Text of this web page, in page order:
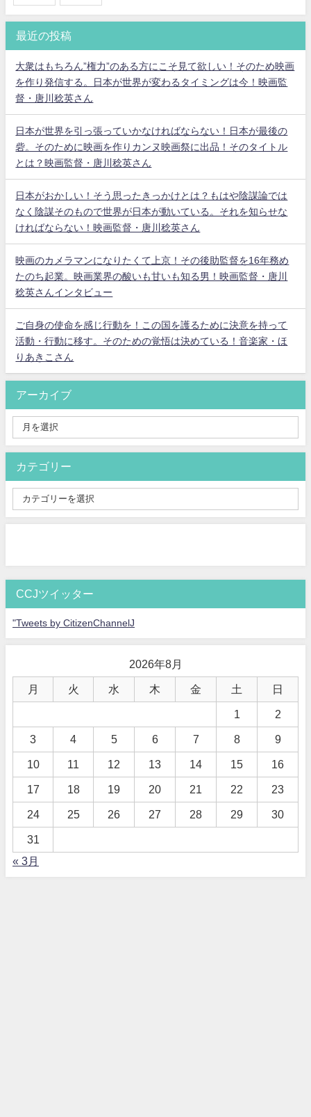
最近の投稿
大衆はもちろん”権力”のある方にこそ見て欲しい！そのため映画
を作り発信する。日本が世界が変わるタイミングは今！映画監
督・唐川稔英さん
日本が世界を引っ張っていかなければならない！日本が最後の
砦。そのために映画を作りカンヌ映画祭に出品！そのタイトル
とは？映画監督・唐川稔英さん
日本がおかしい！そう思ったきっかけとは？もはや陰謀論では
なく陰謀そのもので世界が日本が動いている。それを知らせな
ければならない！映画監督・唐川稔英さん
映画のカメラマンになりたくて上京！その後助監督を16年務め
たのち起業。映画業界の酸いも甘いも知る男！映画監督・唐川
稔英さんインタビュー
ご自身の使命を感じ行動を！この国を護るために決意を持って
活動・行動に移す。そのための覚悟は決めている！音楽家・ほ
りあきこさん
アーカイブ
カテゴリー
CCJツイッター
"Tweets by CitizenChannelJ
2026年8月
月 火 水 木 金 土 日
1 2
3 4 5 6 7 8 9
10 11 12 13 14 15 16
17 18 19 20 21 22 23
24 25 26 27 28 29 30
31
« 3月